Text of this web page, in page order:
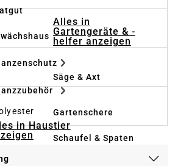
in Haustier
Alles in
Gartengeräte & -
helfer anzeigen
Säge & Axt
Gartenschere
Schaufel & Spaten